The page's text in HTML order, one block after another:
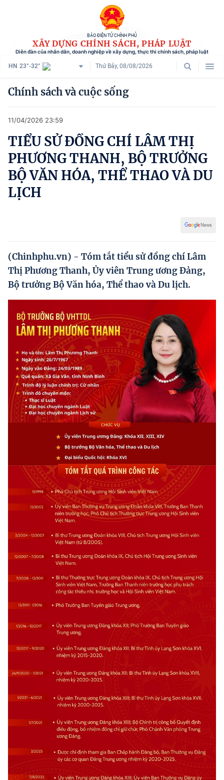
BÁO ĐIỆN TỬ CHÍNH PHỦ
XÂY DỰNG CHÍNH SÁCH, PHÁP LUẬT
Diễn đàn của nhân dân, doanh nghiệp về xây dựng, thực thi chính sách, pháp luật
HN 23°-32° Thứ Bảy, 08/08/2026
Danh mục
Tham vấn chính sách
Người dân góp ý
Doanh nghiệp hiến kế
Phát triển kinh tế tư nhân và doanh nghiệp dân tộc
Ocop và chuỗi giá trị Nông sản
Kinh tế tư nhân
Doanh nghiệp dân tộc
Khác
Video
Photo
Chính sách và cuộc sống
11/04/2026 23:59
TIỂU SỬ ĐỒNG CHÍ LÂM THỊ
PHƯƠNG THANH, BỘ TRƯỞNG
BỘ VĂN HÓA, THỂ THAO VÀ DU
LỊCH
(Chinhphu.vn) - Tóm tắt tiểu sử đồng chí Lâm
Thị Phương Thanh, Ủy viên Trung ương Đảng,
Bộ trưởng Bộ Văn hóa, Thể thao và Du lịch.